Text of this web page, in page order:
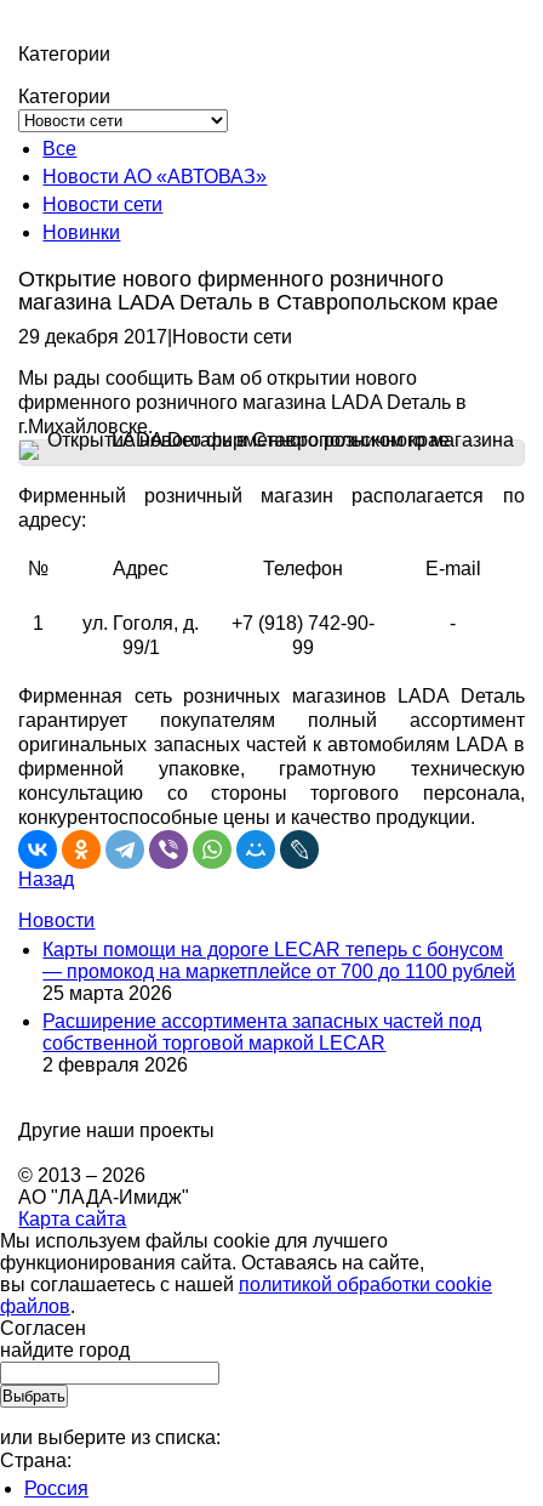
Категории
Категории
Все
Новости АО «АВТОВАЗ»
Новости сети
Новинки
Открытие нового фирменного розничного
магазина LADA Dеталь в Ставропольском крае
29 декабря 2017 Новости сети
Мы рады сообщить Вам об открытии нового
фирменного розничного магазина LADA Dеталь в
г.Михайловске.
Фирменный розничный магазин располагается по
адресу:
№ Адрес Телефон E-mail
1
ул. Гоголя, д.
99/1
+7 (918) 742-90-
99
-
Фирменная сеть розничных магазинов LADA Dеталь
гарантирует покупателям полный ассортимент
оригинальных запасных частей к автомобилям LADA в
фирменной упаковке, грамотную техническую
консультацию со стороны торгового персонала,
конкурентоспособные цены и качество продукции.
Назад
Новости
Карты помощи на дороге LECAR теперь с бонусом
— промокод на маркетплейсе от 700 до 1100 рублей
25 марта 2026
Расширение ассортимента запасных частей под
собственной торговой маркой LECAR
2 февраля 2026
Другие наши проекты
© 2013 – 2026
АО "ЛАДА-Имидж"
Карта сайта
Мы используем файлы cookie для лучшего
функционирования сайта. Оставаясь на сайте,
вы соглашаетесь с нашей политикой обработки cookie
файлов.
Согласен
найдите город
или выберите из списка:
Страна:
Россия